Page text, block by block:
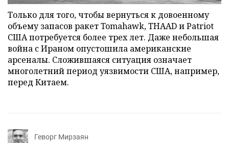
Только для того, чтобы вернуться к довоенному
объему запасов ракет Tomahawk, THAAD и Patriot
США потребуется более трех лет. Даже небольшая
война с Ираном опустошила американские
арсеналы. Сложившаяся ситуация означает
многолетний период уязвимости США, например,
перед Китаем.
Геворг Мирзаян